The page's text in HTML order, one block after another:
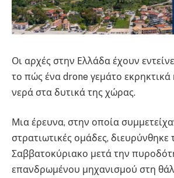
Οι αρχές στην Ελλάδα έχουν
το πώς ένα drone γεμάτο εκρηκτικά
νερά στα δυτικά της χώρας.
Μια έρευνα, στην οποία
στρατιωτικές ομάδες, διευρύνθηκε
Σαββατοκύριακο μετά την
επανδρωμένου μηχανισμού στη